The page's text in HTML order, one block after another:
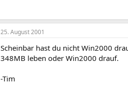
25. August 2001
Scheinbar hast du nicht Win2000
348MB leben oder Win2000 drauf.
-Tim